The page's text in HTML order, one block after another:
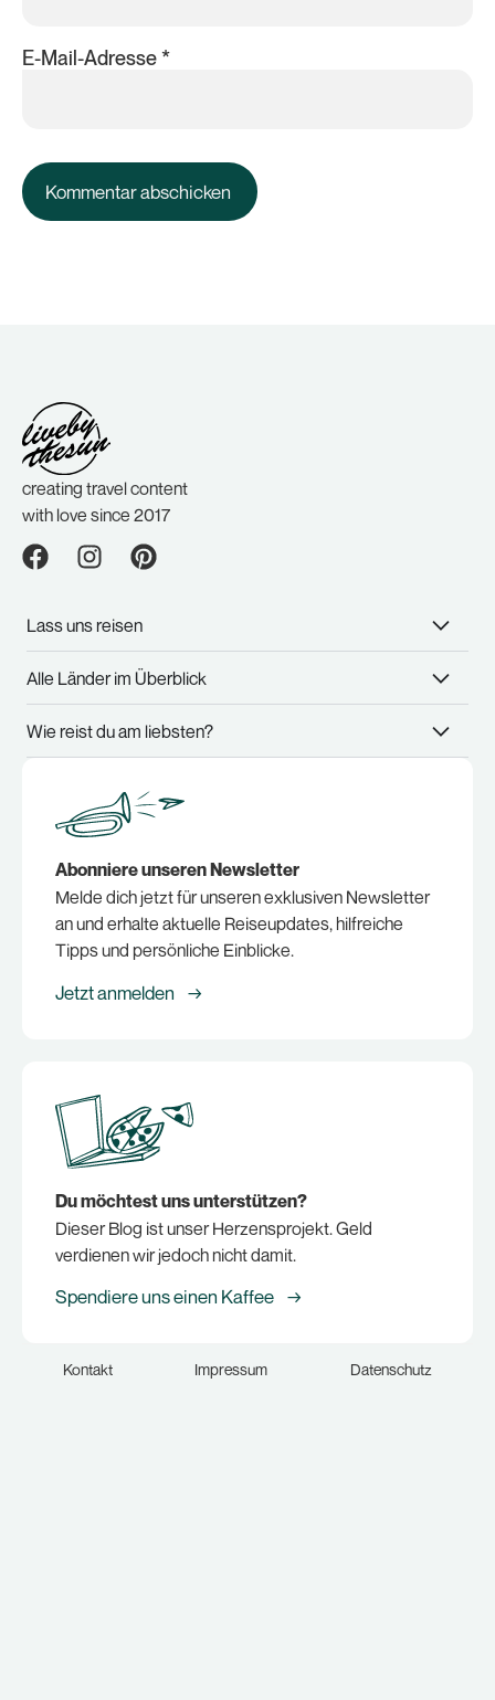
E-Mail-Adresse*
creating travel content
with love since 2017
Lass uns reisen
Alle Länder im Überblick
Wie reist du am liebsten?
Abonniere unseren Newsletter
Melde dich jetzt für unseren exklusiven Newsletter
an und erhalte aktuelle Reiseupdates, hilfreiche
Tipps und persönliche Einblicke.
Jetzt anmelden →
Du möchtest uns unterstützen?
Dieser Blog ist unser Herzensprojekt. Geld
verdienen wir jedoch nicht damit.
Spendiere uns einen Kaffee →
Kontakt Impressum Datenschutz